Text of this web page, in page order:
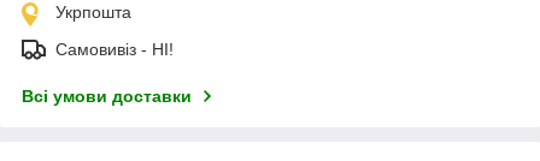
Укрпошта
Самовивіз - НІ!
Всі умови доставки